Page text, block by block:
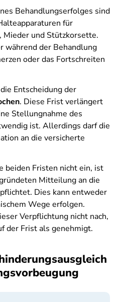
Behandlungserfolges sind
für
und Stützkorsette.
während der Behandlung
oder das Fortschreiten
Entscheidung der
. Diese Frist verlängert
Stellungnahme des
ist. Allerdings darf die
an die versicherte
beiden Fristen nicht ein, ist
Mitteilung an die
Dies kann entweder
Wege erfolgen.
Verpflichtung nicht nach,
der Frist als genehmigt.